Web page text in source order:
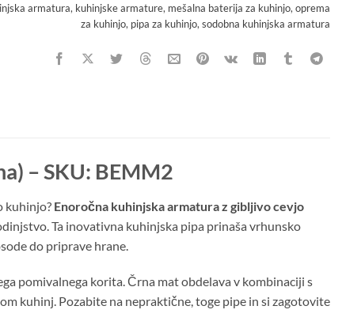
armatura, kuhinjske armature, mešalna baterija za kuhinjo, oprema
za kuhinjo, pipa za kuhinjo, sodobna kuhinjska armatura
– SKU: BEMM2
kuhinjo? Enoročna kuhinjska armatura z gibljivo cevjo
Ta inovativna kuhinjska pipa prinaša vrhunsko
do priprave hrane.
pomivalnega korita. Črna mat obdelava v kombinaciji s
kuhinj. Pozabite na nepraktične, toge pipe in si zagotovite